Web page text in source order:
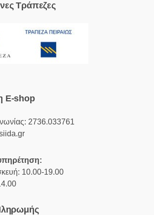
Τράπεζες
E-shop
2736.033761
10.00-19.00